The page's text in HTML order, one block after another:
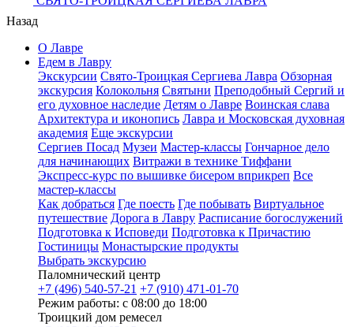
Назад
О Лавре
Едем в Лавру
Экскурсии Свято-Троицкая Сергиева Лавра Обзорная
экскурсия Колокольня Святыни Преподобный Сергий и
его духовное наследие Детям о Лавре Воинская слава
Архитектура и иконопись Лавра и Московская духовная
академия Еще экскурсии
Сергиев Посад Музеи Мастер-классы Гончарное дело
для начинающих Витражи в технике Тиффани
Экспресс-курс по вышивке бисером вприкреп Все
мастер-классы
Как добраться Где поесть Где побывать Виртуальное
путешествие Дорога в Лавру Расписание богослужений
Подготовка к Исповеди Подготовка к Причастию
Гостиницы Монастырские продукты
Выбрать экскурсию
Паломнический центр
+7 (496) 540-57-21 +7 (910) 471-01-70
Режим работы: с 08:00 до 18:00
Троицкий дом ремесел